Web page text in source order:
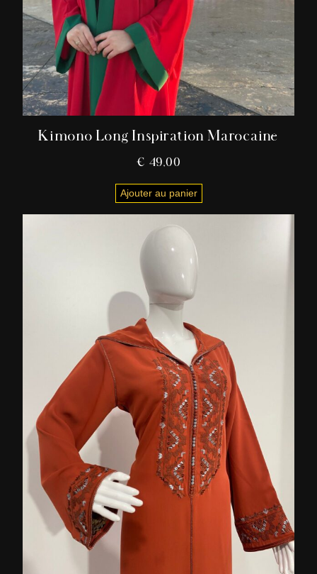
Kimono Long Inspiration Marocaine
€ 49,00
Ajouter au panier